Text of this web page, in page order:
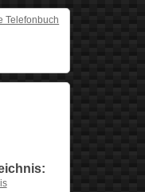
Telefonbuch